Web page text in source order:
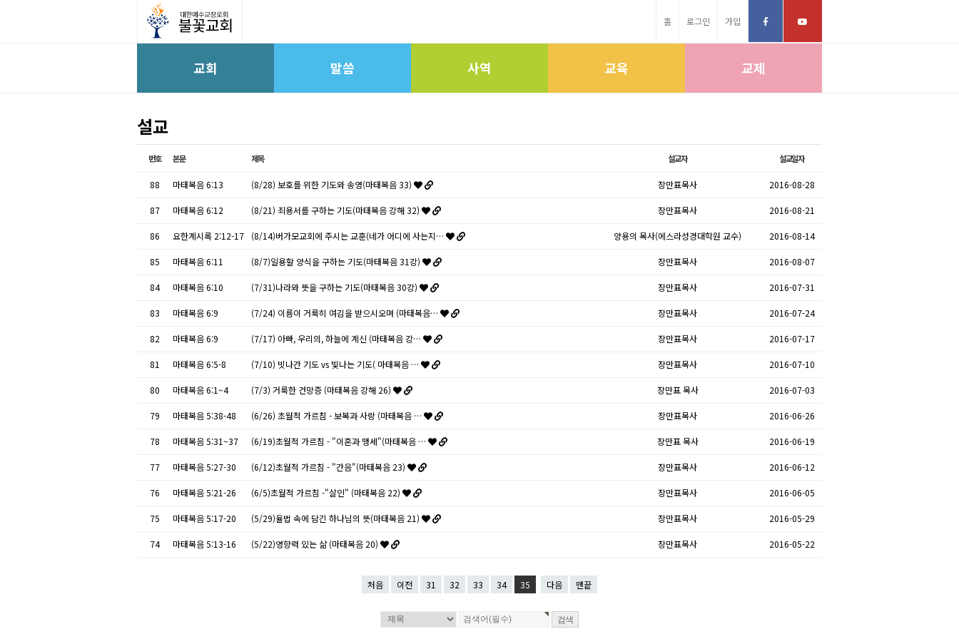
홈 로그인 가입
교회 말씀 사역 교육 교제
설교
번호 본문 제목 설교자 설교일자
88 마태복음 6:13 (8/28) 보호를 위한 기도와 송영(마태복음 33) 장만표목사 2016-08-28
87 마태복음 6:12 (8/21) 죄용서를 구하는 기도(마태복음 강해 32) 장만표목사 2016-08-21
86 요한계시록 2:12-17 (8/14)버가모교회에 주시는 교훈(네가 어디에 사는지… 양용의 목사(에스라성경대학원 교수) 2016-08-14
85 마태복음 6:11 (8/7)일용할 양식을 구하는 기도(마태복음 31강) 장만표목사 2016-08-07
84 마태복음 6:10 (7/31)나라와 뜻을 구하는 기도(마태복음 30강) 장만표목사 2016-07-31
83 마태복음 6:9 (7/24) 이름이 거룩히 여김을 받으시오며 (마태복음… 장만표목사 2016-07-24
82 마태복음 6:9 (7/17) 아빠, 우리의, 하늘에 계신 (마태복음 강… 장만표목사 2016-07-17
81 마태복음 6:5-8 (7/10) 빗나간 기도 vs 빛나는 기도( 마태복음 … 장만표목사 2016-07-10
80 마태복음 6:1~4 (7/3) 거룩한 건망증 (마태복음 강해 26) 장만표 목사 2016-07-03
79 마태복음 5:38-48 (6/26) 초월적 가르침 - 보복과 사랑 (마태복음 … 장만표목사 2016-06-26
78 마태복음 5:31~37 (6/19)초월적 가르침 - "이혼과 맹세"(마태복음 … 장만표 목사 2016-06-19
77 마태복음 5:27-30 (6/12)초월적 가르침 - "간음"(마태복음 23) 장만표목사 2016-06-12
76 마태복음 5:21-26 (6/5)초월적 가르침 -"살인" (마태복음 22) 장만표목사 2016-06-05
75 마태복음 5:17-20 (5/29)율법 속에 담긴 하나님의 뜻(마태복음 21) 장만표목사 2016-05-29
74 마태복음 5:13-16 (5/22)영향력 있는 삶 (마태복음 20) 장만표목사 2016-05-22
처음 이전 31 32 33 34 35 다음 맨끝